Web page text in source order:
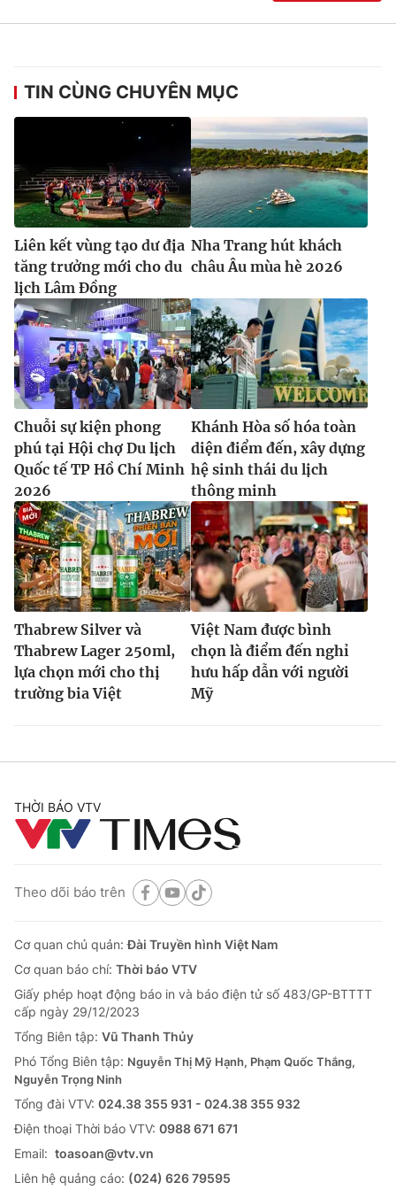
TIN CÙNG CHUYÊN MỤC
Liên kết vùng tạo dư địa
tăng trưởng mới cho du
lịch Lâm Đồng
Nha Trang hút khách
châu Âu mùa hè 2026
Chuỗi sự kiện phong
phú tại Hội chợ Du lịch
Quốc tế TP Hồ Chí Minh
2026
Khánh Hòa số hóa toàn
diện điểm đến, xây dựng
hệ sinh thái du lịch
thông minh
Thabrew Silver và
Thabrew Lager 250ml,
lựa chọn mới cho thị
trường bia Việt
Việt Nam được bình
chọn là điểm đến nghỉ
hưu hấp dẫn với người
Mỹ
THỜI BÁO VTV
Theo dõi báo trên
Cơ quan chủ quản:Đài Truyền hình Việt Nam
Cơ quan báo chí: Thời báo VTV
Giấy phép hoạt động báo in và báo điện tử số 483/GP-BTTTT
cấp ngày 29/12/2023
Tổng Biên tập: Vũ Thanh Thủy
Phó Tổng Biên tập: Nguyễn Thị Mỹ Hạnh, Phạm Quốc Thắng,
Nguyễn Trọng Ninh
Tổng đài VTV: 024.38 355 931 - 024.38 355 932
Ðiện thoại Thời báo VTV: 0988 671 671
Email: toasoan@vtv.vn
Liên hệ quảng cáo: (024) 626 79595